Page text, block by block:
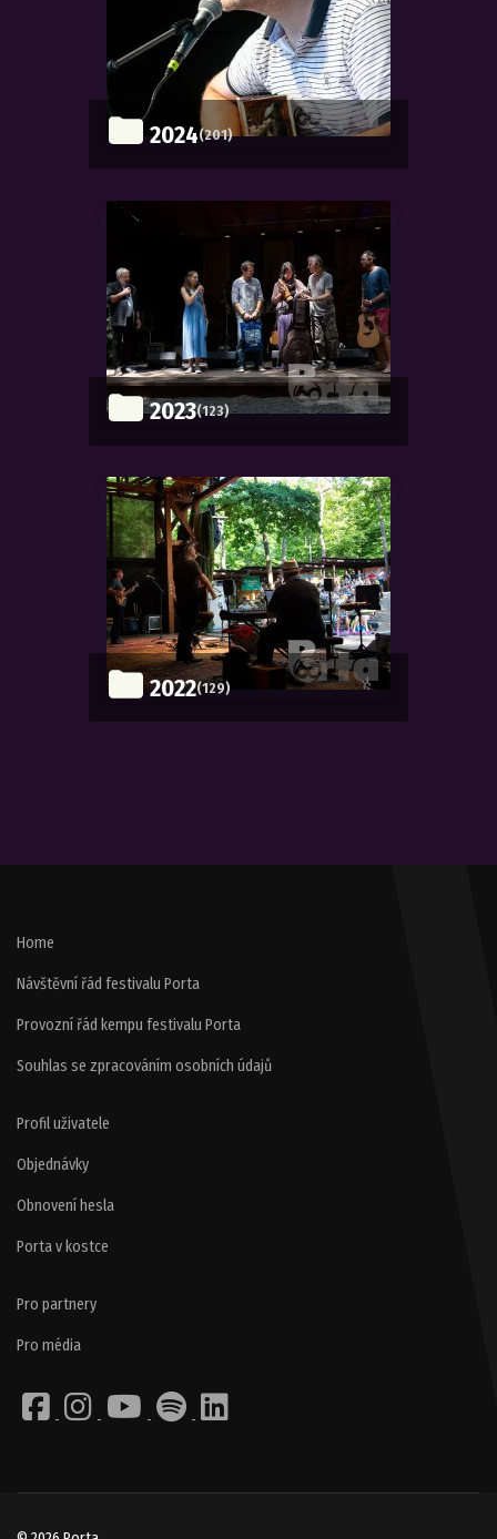
2024(201)
2023(123)
2022(129)
Home
Návštěvní řád festivalu Porta
Provozní řád kempu festivalu Porta
Souhlas se zpracováním osobních údajů
Profil uživatele
Objednávky
Obnovení hesla
Porta v kostce
Pro partnery
Pro média